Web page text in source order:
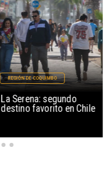
La Serena: segundo
destino favorito en Chile
REGIÓN DE COQUIMBO